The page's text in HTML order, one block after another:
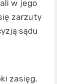
w jego
zarzuty
sądu
zasięg,